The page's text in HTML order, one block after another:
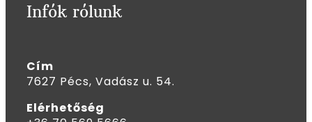
Infók rólunk
Cím
7627 Pécs, Vadász u. 54.
Elérhetőség